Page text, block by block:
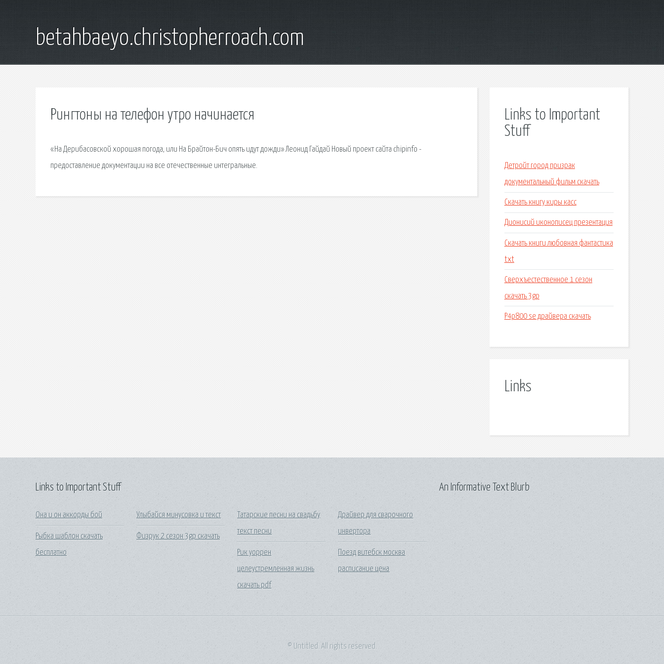
betahbaeyo.christopherroach.com
Рингтоны на телефон утро начинается
«На Дерибасовской хорошая погода, или На Брайтон-Бич опять идут дожди» Леонид Гайдай Новый проект сайта chipinfo -
предоставление документации на все отечественные интегральные.
Links to Important
Stuff
Детройт город призрак
документальный фильм скачать
Скачать книгу киры касс
Дионисий иконописец презентация
Скачать книги любовная фантастика
txt
Сверхъестественное 1 сезон
скачать 3gp
P4p800 se драйвера скачать
Links
Links to Important Stuff
Она и он аккорды бой
Рыбка шаблон скачать
бесплатно
Улыбайся минусовка и текст
Физрук 2 сезон 3gp скачать
Татарские песни на свадьбу
текст песни
Рик уоррен
целеустремленная жизнь
скачать pdf
Драйвер для сварочного
инвертора
Поезд витебск москва
расписание цена
An Informative Text Blurb
© Untitled. All rights reserved.